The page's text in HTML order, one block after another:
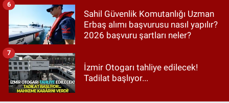
Sahil Güvenlik Komutanlığı Uzman
Erbaş alımı başvurusu nasıl yapılır?
2026 başvuru şartları neler?
6
İzmir Otogarı tahliye edilecek!
Tadilat başlıyor...
7